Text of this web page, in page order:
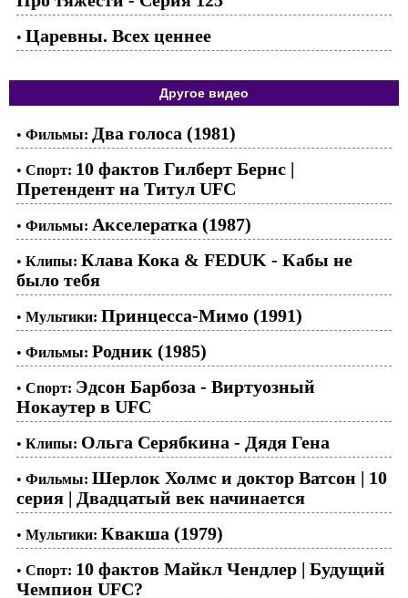
• Царевны. Всех ценнее
Другое видео
• Фильмы: Два голоса (1981)
• Спорт: 10 фактов Гилберт Бернс |
Претендент на Титул UFC
• Фильмы: Акселератка (1987)
• Клипы: Клава Кока & FEDUK - Кабы не
было тебя
• Мультики: Принцесса-Мимо (1991)
• Фильмы: Родник (1985)
• Спорт: Эдсон Барбоза - Виртуозный
Нокаутер в UFC
• Клипы: Ольга Серябкина - Дядя Гена
• Фильмы: Шерлок Холмс и доктор Ватсон | 10
серия | Двадцатый век начинается
• Мультики: Квакша (1979)
• Спорт: 10 фактов Майкл Чендлер | Будущий
Чемпион UFC?